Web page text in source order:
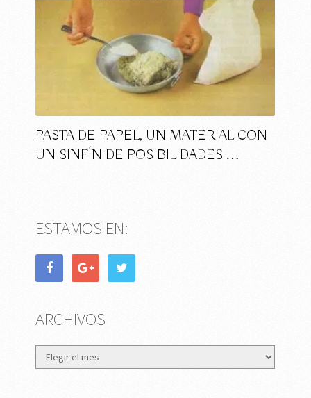
PASTA DE PAPEL, UN MATERIAL CON
UN SINFÍN DE POSIBILIDADES …
ESTAMOS EN:
ARCHIVOS
Archivos